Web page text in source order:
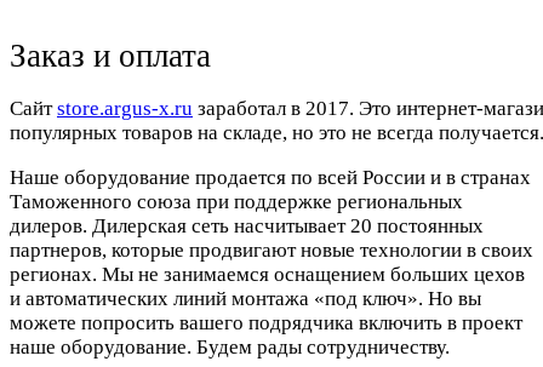
Заказ и оплата
Cайтstore.argus-x.ru заработал в 2017. Это интернет-
популярных товаров на складе, но это не всегда
Наше оборудование продается по всей России и в странах
Таможенного союза при поддержке региональных
дилеров. Дилерская сеть насчитывает 20 постоянных
партнеров, которые продвигают новые технологии в своих
регионах. Мы не занимаемся оснащением больших цехов
и автоматических линий монтажа «под ключ». Но вы
можете попросить вашего подрядчика включить в проект
наше оборудование. Будем рады сотрудничеству.